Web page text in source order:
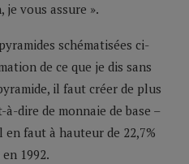
je vous assure ».
schématisées ci-
de ce que je dis sans
il faut créer de plus
à-dire de monnaie de base –
en faut à hauteur de 22,7%
1992.